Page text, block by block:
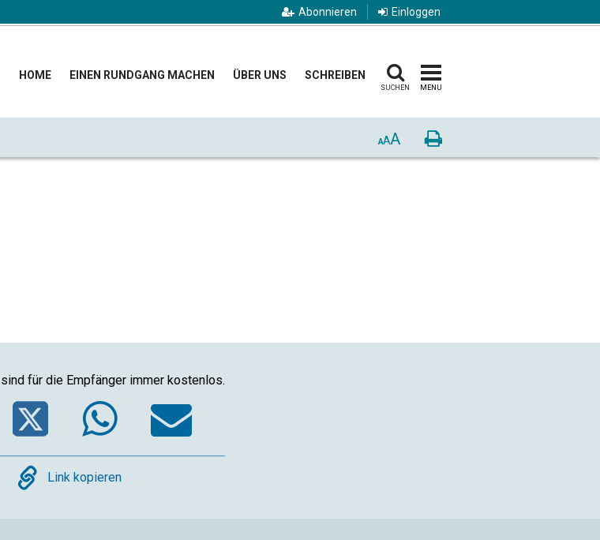
Abonnieren Einloggen
HOME EINEN RUNDGANG MACHEN ÜBER UNS SCHREIBEN
SUCHEN MENU
AAA Drucken
für die Empfänger immer kostenlos.
TwitterWhatsApp
Email
Copy
Link kopieren